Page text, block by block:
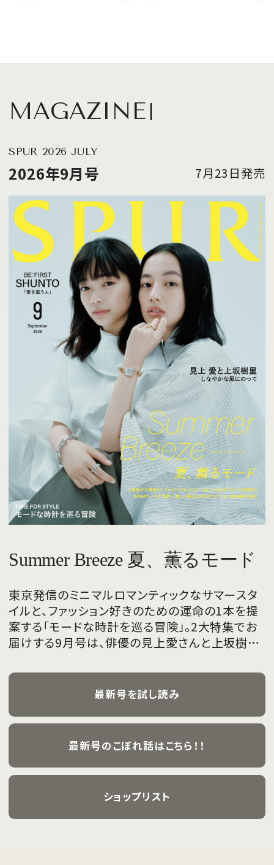
MAGAZINE
SPUR 2026 JULY
2026年9月号 7月23日発売
Summer Breeze 夏、薫るモード
東京発信のミニマルロマンティックなサマースタ
イルと、ファッション好きのための運命の1本を提
案する「モードな時計を巡る冒険」。2大特集でお
届けする9月号は、俳優の見上愛さんと上坂樹里
飾ります。
最新号を試し読み
最新号のこぼれ話はこちら！！
ショップリスト